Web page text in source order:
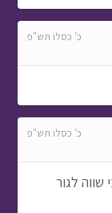
כ' כסלו תש"פ
כ' כסלו תש"פ
לגור